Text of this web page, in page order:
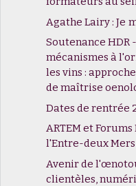
Agathe Lairy : Je
Soutenance HDR
mécanismes à
les vins :
de maîtrise
Dates de rentrée
ARTEM et
l'Entre-deux
Avenir de
clientèles,